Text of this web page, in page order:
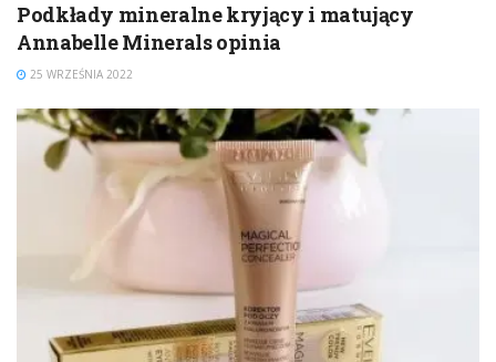
Podkłady mineralne kryjący i matujący
Annabelle Minerals opinia
25 WRZEŚNIA 2022